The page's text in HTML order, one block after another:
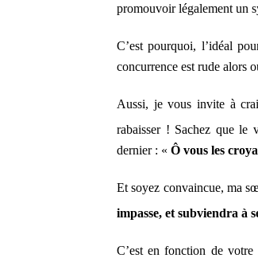
promouvoir légalement un
C’est pourquoi, l’idéal
concurrence est rude alors
Aussi, je vous invite à
rabaisser ! Sachez que le
dernier : « Ô vous les
Et soyez convaincue, ma
impasse, et subviendra à
C’est en fonction de